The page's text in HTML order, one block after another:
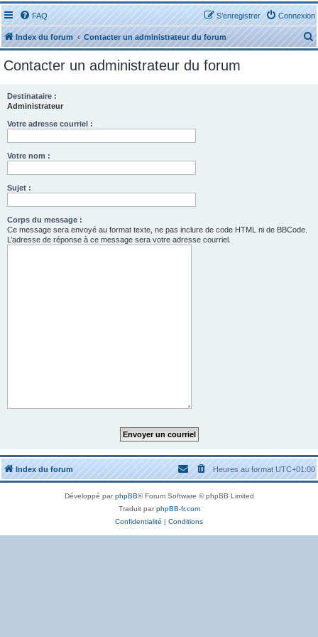
FAQ Connexion
S’enregistrer
Index du forum Contacter un administrateur du forum
e
Contacter un administrateur du forum
Destinataire :
Administrateur
Votre adresse courriel :
Votre nom :
Sujet :
Corps du message :
Ce message sera envoyé au format texte, ne pas inclure de code HTML ni de BBCode.
L’adresse de réponse à ce message sera votre adresse courriel.
Index du forum Heures au formatUTC+01:00
Développé parphpBB® Forum Software © phpBB Limited
Traduit parphpBB-fr.com
Confidentialité | Conditions